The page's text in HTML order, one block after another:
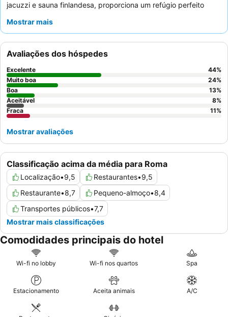
jacuzzi e sauna finlandesa, proporciona um refúgio perfeito
consistentemente a simpatia excecional do
sem glúten. Para uma experiência verdadeiramente memorável,
considere reservar um quarto renovado pelo seu design
espaçoso e moderno e isolamento acústico eficaz.
Mostrar mais
Classificação acima da média para Roma
Localização•9,5 Restaurantes•9,5
Restaurante•8,7 Pequeno-almoço•8,4
Transportes públicos•7,7
Mostrar mais classificações
Avaliações dos hóspedes
Excelente 44%
Muito boa
24%
Boa
13%
Aceitável
8%
Fraca
11%
Mostrar avaliações
Comodidades principais do hotel
Wi-fi no lobby Wi-fi nos quartos Spa
Estacionamento Aceita animais A/C